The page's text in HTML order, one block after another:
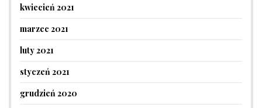
kwiecień 2021
marzec 2021
luty 2021
styczeń 2021
grudzień 2020